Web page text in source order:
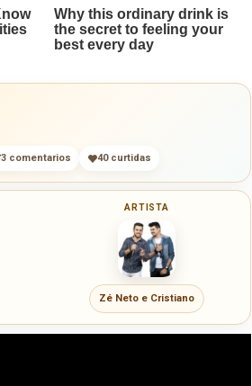
3 comentarios 40 curtidas
ARTISTA
Zé Neto e Cristiano